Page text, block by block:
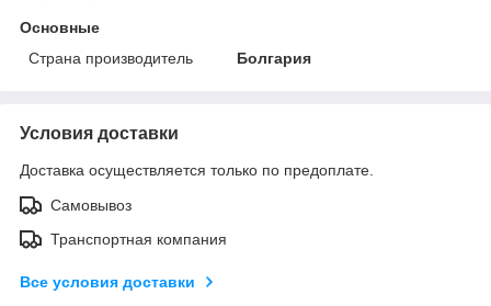
Основные
Страна производитель
Болгария
Условия доставки
Доставка осуществляется только по предоплате.
Самовывоз
Транспортная компания
Все условия доставки